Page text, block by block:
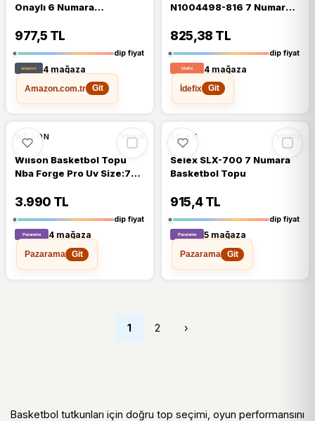
Onaylı 6 Numara
977,5 TL
dip fiyat
4 mağaza
Amazon.com.tr
Git
N1004498-816 7 Numara
825,38 TL
dip fiyat
4 mağaza
İdefix
Git
%21 %21 DÜŞTÜ
WILSON stokta
Wilson Basketbol Topu
Nba Forge Pro Uv Size:7
3.990 TL
dip fiyat
4 mağaza
Pazarama
Git
%17
SELEX stokta
Selex SLX-700 7 Numara
Basketbol Topu
915,4 TL
dip fiyat
5 mağaza
Pazarama
Git
1 2 ›
Basketbol tutkunları için doğru top seçimi, oyun performansını